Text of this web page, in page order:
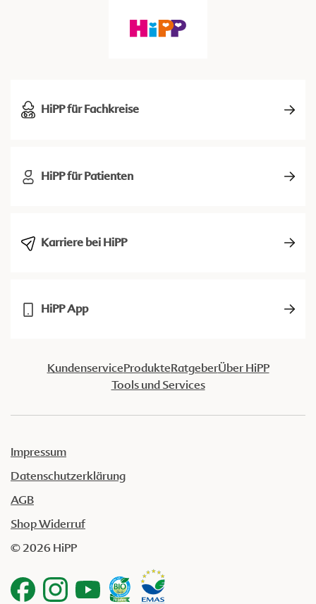
HiPP für Fachkreise
HiPP für Patienten
Karriere bei HiPP
HiPP App
KundenserviceProdukteRatgeberÜber HiPP
Tools und Services
Impressum
Datenschutzerklärung
AGB
Shop Widerruf
© 2026 HiPP